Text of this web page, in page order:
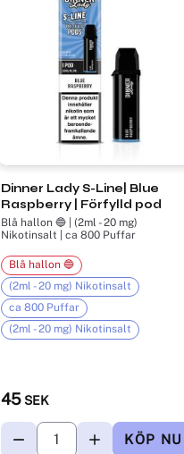
Dinner Lady S-Line| Blue
Raspberry | Förfylld pod
Blå hallon 🔵 | (2ml - 20 mg)
Nikotinsalt | ca 800 Puffar
45SEK
Blå hallon 🔵
(2ml - 20 mg) Nikotinsalt
ca 800 Puffar
(2ml - 20 mg) Nikotinsalt